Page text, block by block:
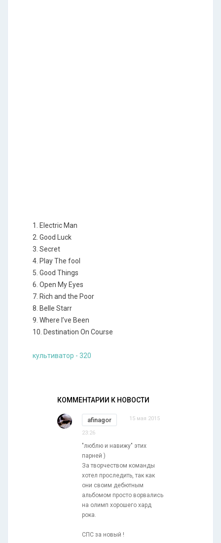
1. Electric Man
2. Good Luck
3. Secret
4. Play The fool
5. Good Things
6. Open My Eyes
7. Rich and the Poor
8. Belle Starr
9. Where I’ve Been
10. Destination On Course
культиватор - 320
КОММЕНТАРИИ К НОВОСТИ
afinagor 15 мая 2015
23:26
"люблю и навижу" этих
парней )
За творчеством команды
хотел проследить, так как
они своим дебютным
альбомом просто ворвались
на олимп хорошего хард
рока.
СПС за новый !